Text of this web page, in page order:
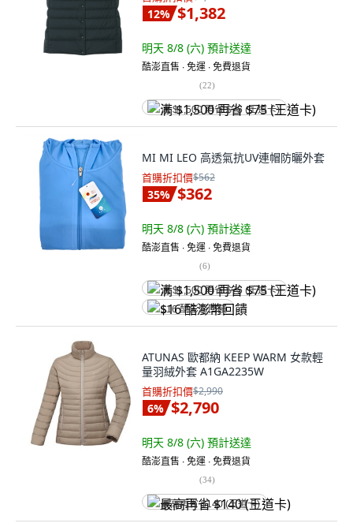
12% $1,382
明天 8/8 (六) 預計送達
酷澎直售 ∙ 免運 ∙ 免費退貨
(22)
满 $1,500 再省 $75 (王道卡)
MI MI LEO 高透氣抗UV連帽防曬外套
首購折扣價$562
35% $362
明天 8/8 (六) 預計送達
酷澎直售 ∙ 免運 ∙ 免費退貨
(6)
满 $1,500 再省 $75 (王道卡)
$16 酷澎幣回饋
ATUNAS 歐都納 KEEP WARM 女款輕
量羽絨外套 A1GA2235W
首購折扣價$2,990
6% $2,790
明天 8/8 (六) 預計送達
酷澎直售 ∙ 免運 ∙ 免費退貨
(34)
最高再省 $140 (王道卡)